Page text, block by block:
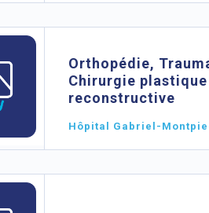
Orthopédie,
Chirurgie
reconstructive
Hôpital Gabriel-